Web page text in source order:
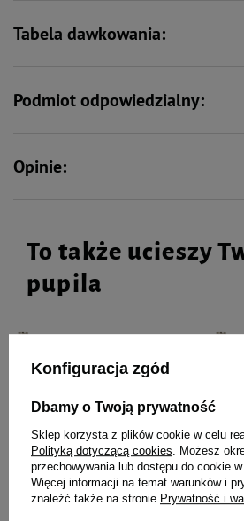
Tabela dawkowania:
Podmiot odpowiedzialny:
Opinie:
To także ucieszy
pupila
Mokra karma dla psa Dolina
LIMITOWANA
Najniższa cena z 30 dni przed
obniżką 7,99 zł -25%
5,99 zł 14,98 zł / kg
Konfiguracja zgód
Dbamy o Twoją prywatność
Sklep korzysta z plików cookie w celu
Polityką dotyczącą cookies. Możesz
przechowywania lub dostępu do cookie
Więcej informacji na temat warunków i
znaleźć także na stronie Prywatność i